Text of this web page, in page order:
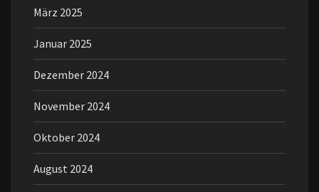
März 2025
Januar 2025
Dezember 2024
November 2024
Oktober 2024
August 2024